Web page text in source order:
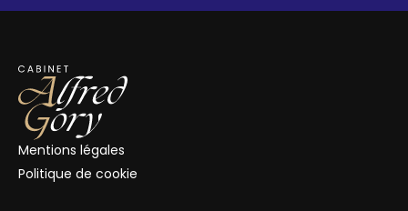
Mentions légales
Politique de cookie